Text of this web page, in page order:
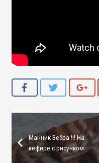
Манник Зебра !!! На
кефире с рисунком